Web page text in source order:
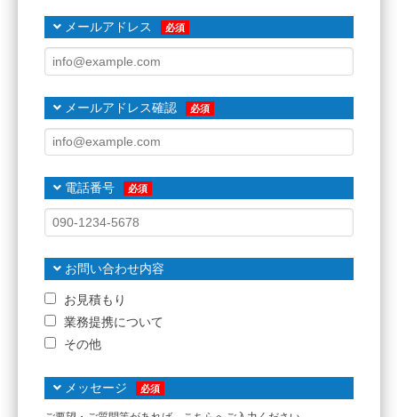
メールアドレス
メールアドレス確認
電話番号
お問い合わせ内容
お見積もり
業務提携について
その他
メッセージ